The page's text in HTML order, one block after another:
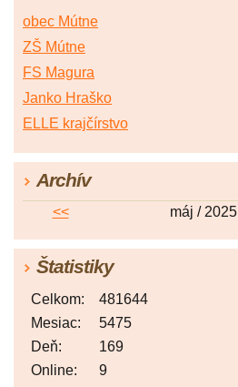
obec Mútne
ZŠ Mútne
FS Magura
Janko Hraško
ELLE krajčírstvo
Archív
<< máj / 2025
Štatistiky
Online: 9
Celkom:
481644
Mesiac:
5475
Deň:
169